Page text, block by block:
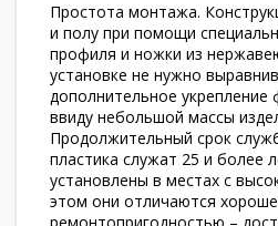
Простота монтажа.
и полу при помощи
профиля и ножки из
установке не нужно
дополнительное
ввиду небольшой массы
Продолжительный срок
пластика служат 25 и более
установлены в местах с
этом они отличаются